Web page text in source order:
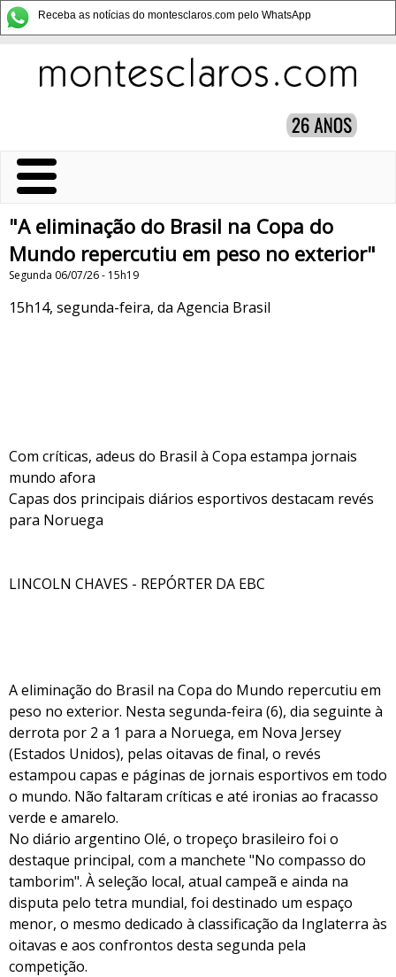
Receba as notícias do montesclaros.com pelo WhatsApp
"A eliminação do Brasil na Copa do
Mundo repercutiu em peso no exterior"
Segunda 06/07/26 - 15h19
15h14, segunda-feira, da Agencia Brasil
Com críticas, adeus do Brasil à Copa estampa jornais
mundo afora
Capas dos principais diários esportivos destacam revés
para Noruega
LINCOLN CHAVES - REPÓRTER DA EBC
A eliminação do Brasil na Copa do Mundo repercutiu em
peso no exterior. Nesta segunda-feira (6), dia seguinte à
derrota por 2 a 1 para a Noruega, em Nova Jersey
(Estados Unidos), pelas oitavas de final, o revés
estampou capas e páginas de jornais esportivos em todo
o mundo. Não faltaram críticas e até ironias ao fracasso
verde e amarelo.
No diário argentino Olé, o tropeço brasileiro foi o
destaque principal, com a manchete "No compasso do
tamborim". À seleção local, atual campeã e ainda na
disputa pelo tetra mundial, foi destinado um espaço
menor, o mesmo dedicado à classificação da Inglaterra às
oitavas e aos confrontos desta segunda pela
competição.